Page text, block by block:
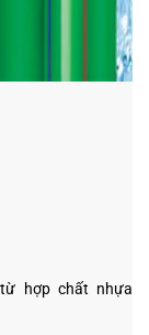
hợp chất nhựa